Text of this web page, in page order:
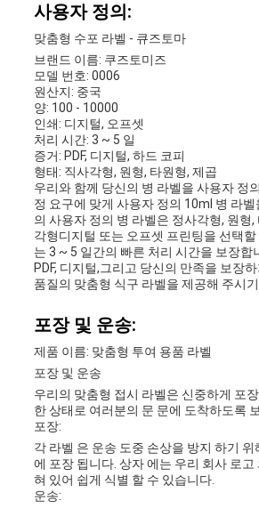
사용자 정의:
맞춤형 수포 라벨 - 큐즈토마
브랜드 이름: 쿠즈토미즈
모델 번호: 0006
원산지: 중국
양: 100 - 10000
인쇄: 디지털, 오프셋
처리 시간: 3 ~ 5 일
증거: PDF, 디지털, 하드 코피
형태: 직사각형, 원형, 타원형, 제곱
우리와 함께 당신의 병 라벨을 사용자 정
정 요구에 맞게 사용자 정의 10ml 병 라벨
의 사용자 정의 병 라벨은 정사각형, 원형
각형디지털 또는 오프셋 프린팅을 선택할
는 3 ~ 5 일간의 빠른 처리 시간을 보장합
PDF, 디지털,그리고 당신의 만족을 보장
품질의 맞춤형 식구 라벨을 제공해 주시
포장 및 운송:
제품 이름: 맞춤형 투여 용품 라벨
포장 및 운송
우리의 맞춤형 접시 라벨은 신중하게 포
한 상태로 여러분의 문 문에 도착하도록
포장:
각 라벨 은 운송 도중 손상을 방지 하기
에 포장 됩니다. 상자 에는 우리 회사 로고
혀 있어 쉽게 식별 할 수 있습니다.
운송: